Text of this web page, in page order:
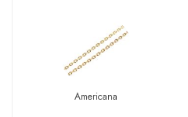
Americana